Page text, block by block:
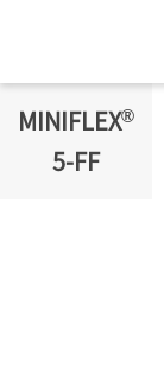
MINIFLEX®
5-FF